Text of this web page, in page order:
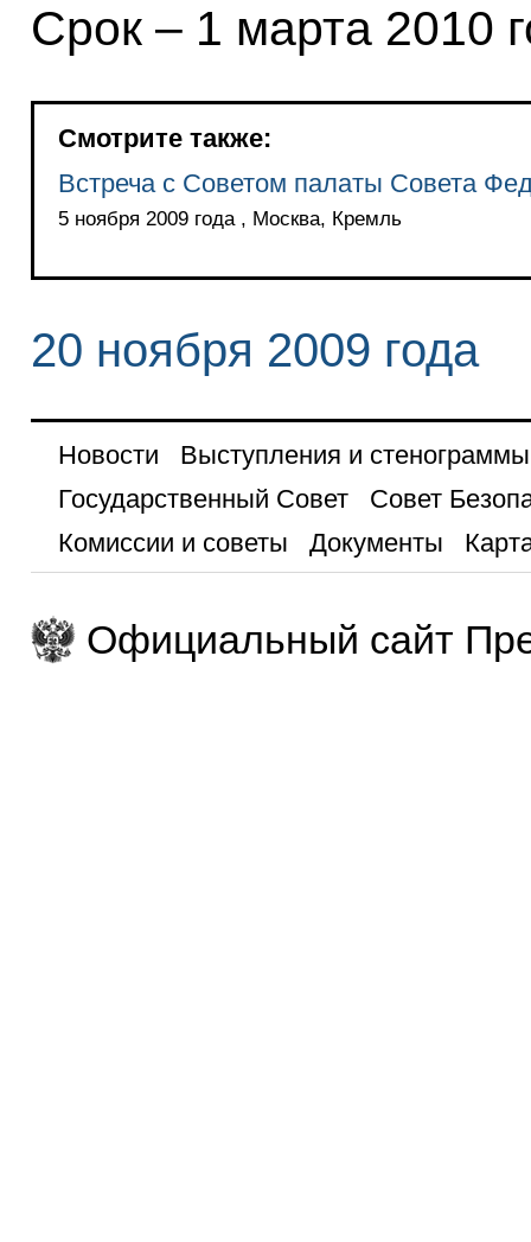
Срок – 1 марта 2010
Смотрите также:
Встреча с Советом палаты Совета
5 ноября 2009 года , Москва, Кремль
20 ноября 2009 года
Новости
Выступления и стенограммы
Государственный Совет
Совет
Комиссии и советы
Документы
Официальный сайт